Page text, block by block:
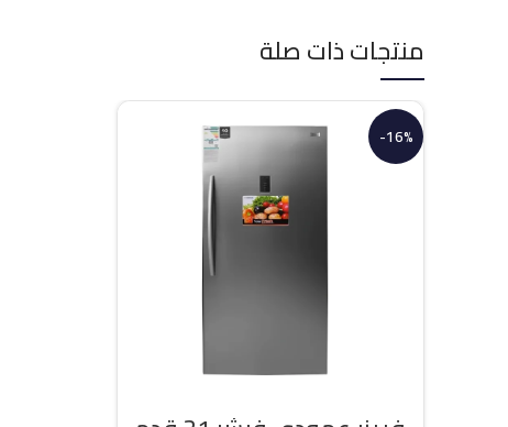
منتجات ذات صلة
-16%